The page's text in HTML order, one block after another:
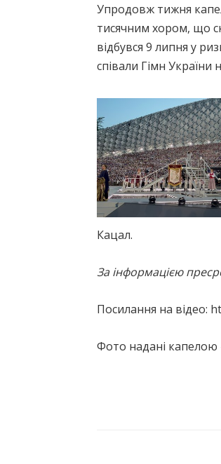
Упродовж тижня
тисячним хором, що
відбувся 9 липня у
співали Гімн України
Кацал.
За інформацією
Посилання на відео:
Фото надані капелою